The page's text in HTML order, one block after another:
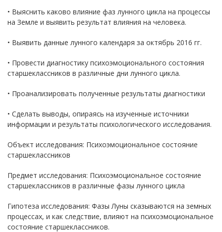
• Выяснить каково влияние фаз лунного цикла на процессы
на Земле и выявить результат влияния на человека.
• Выявить данные лунного календаря за октябрь 2016 гг.
• Провести диагностику психоэмоционального состояния
старшеклассников в различные дни лунного цикла.
• Проанализировать полученные результаты диагностики
• Сделать выводы, опираясь на изученные источники
информации и результаты психологического исследования.
Объект исследования: Психоэмоциональное состояние
старшеклассников
Предмет исследования: Психоэмоциональное состояние
старшеклассников в различные фазы лунного цикла
Гипотеза исследования: Фазы Луны сказываются на земных
процессах, и как следствие, влияют на психоэмоциональное
состояние старшеклассников.